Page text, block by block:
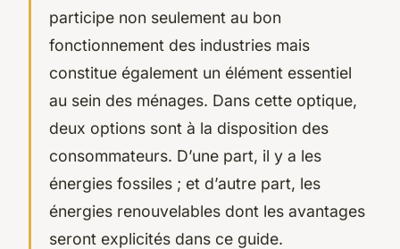
participe non seulement au bon
fonctionnement des industries mais
constitue également un élément essentiel
au sein des ménages. Dans cette optique,
deux options sont à la disposition des
consommateurs. D’une part, il y a les
énergies fossiles ; et d’autre part, les
énergies renouvelables dont les avantages
seront explicités dans ce guide.